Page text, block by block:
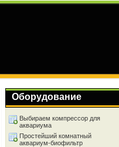
Оборудование
Выбираем компрессор для
аквариума
Простейший комнатный
аквариум-биофильтр